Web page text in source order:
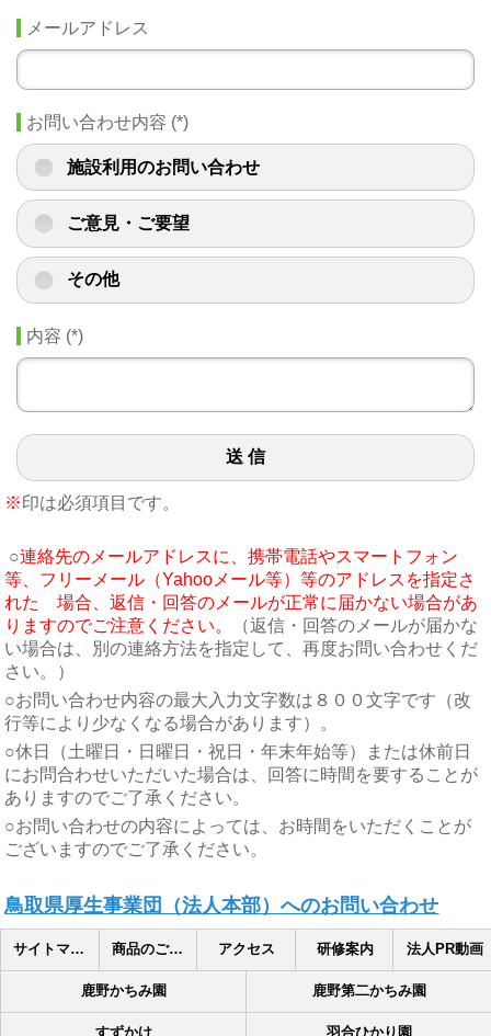
メールアドレス
お問い合わせ内容 (*)
施設利用のお問い合わせ
ご意見・ご要望
その他
内容 (*)
送 信
※印は必須項目です。
○連絡先のメールアドレスに、携帯電話やスマートフォン
等、フリーメール（Yahooメール等）等のアドレスを指定さ
れた 場合、返信・回答のメールが正常に届かない場合があ
りますのでご注意ください。
（返信・回答のメールが届かな
い場合は、別の連絡方法を指定して、再度お問い合わせくだ
さい。）
○お問い合わせ内容の最大入力文字数は８００文字です（改
行等により少なくなる場合があります）。
○休日（土曜日・日曜日・祝日・年末年始等）または休前日
にお問合わせいただいた場合は、回答に時間を要することが
ありますのでご了承ください。
○お問い合わせの内容によっては、お時間をいただくことが
ございますのでご了承ください。
鳥取県厚生事業団（法人本部）へのお問い合わせ
サイトマップ 商品のご案内 アクセス 研修案内 法人PR動画
鹿野かちみ園 鹿野第二かちみ園
すずかけ 羽合ひかり園